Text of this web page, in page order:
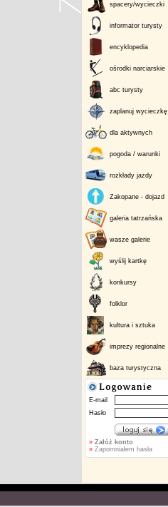
spacery/wycieczki
informator turysty
encyklopedia
ośrodki narciarskie
abc turysty
zaplanuj wycieczkę
dla aktywnych
pogoda / warunki
rozkłady jazdy
Zakopane - dojazd
galeria tatrzańska
wasze galerie
wyślij kartkę
konkursy
folklor
kultura i sztuka
imprezy regionalne
baza turystyczna
E-mail
Hasło
» Załóż konto
»Zapomniałem hasła